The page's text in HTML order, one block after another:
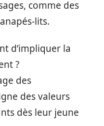
comme des
lits.
d’impliquer la
?
des
des valeurs
dès leur jeune